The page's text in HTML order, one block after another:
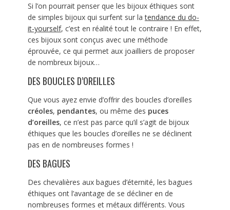
Si l’on pourrait penser que les bijoux éthiques sont
de simples bijoux qui surfent sur latendance du do-
it-yourself, c’est en réalité tout le contraire ! En effet,
ces bijoux sont conçus avec une méthode
éprouvée, ce qui permet aux joailliers de proposer
de nombreux bijoux…
DES BOUCLES D’OREILLES
Que vous ayez envie d’offrir des boucles d’oreilles
créoles, pendantes, ou même des puces
d’oreilles, ce n’est pas parce qu’il s’agit de bijoux
éthiques que les boucles d’oreilles ne se déclinent
pas en de nombreuses formes !
DES BAGUES
Des chevalières aux bagues d’éternité, les bagues
éthiques ont l’avantage de se décliner en de
nombreuses formes et métaux différents. Vous